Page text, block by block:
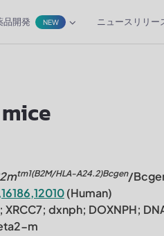
品開発 NEW ニュースリリー
tm1(B2M/HLA-A24.2)Bcgen/
(Human)
XRCC7; dxnph; DOXNPH;
m